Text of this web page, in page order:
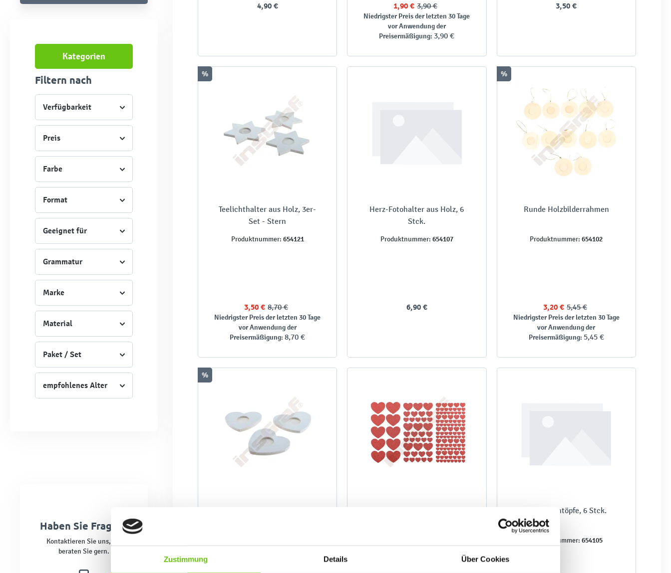
Zustimmung Details Über Cookies
Kategorien
Filtern nach
Verfügbarkeit
Preis
Farbe
Format
Geeignet für
Grammatur
Marke
Material
Paket / Set
empfohlenes Alter
Haben Sie Fragen?
Kontaktieren Sie uns, wir
beraten Sie gern.
4,90 € 1,90 € 3,90 €
Niedrigster Preis der letzten 30 Tage
vor Anwendung der
Preisermäßigung: 3,90 €
3,50 €
%
Teelichthalter aus Holz, 3er-
Set - Stern
Produktnummer: 654121
3,50 € 8,70 €
Niedrigster Preis der letzten 30 Tage
vor Anwendung der
Preisermäßigung:8,70 €
Herz-Fotohalter aus Holz, 6
Stck.
Produktnummer: 654107
6,90 €
%
Runde Holzbilderrahmen
Produktnummer: 654102
3,20 € 5,45 €
Niedrigster Preis der letzten 30 Tage
vor Anwendung der
Preisermäßigung: 5,45 €
%
Kleine Tontöpfe, 6 Stck.
Produktnummer: 654105